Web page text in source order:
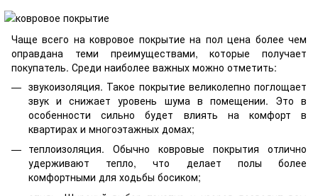
Чаще всего на ковровое покрытие на пол цена более чем
оправдана теми преимуществами, которые получает
покупатель. Среди наиболее важных можно отметить:
звукоизоляция. Такое покрытие великолепно поглощает
звук и снижает уровень шума в помещении. Это в
особенности сильно будет влиять на комфорт в
квартирах и многоэтажных домах;
теплоизоляция. Обычно ковровые покрытия отлично
удерживают тепло, что делает полы более
комфортными для ходьбы босиком;